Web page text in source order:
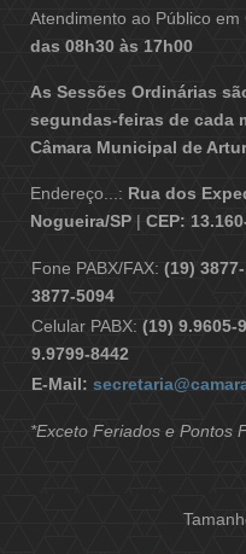
Atendimento ao Público em
das 08h30 às 17h00
As Sessões Ordinárias
segundas-feiras de cada
Câmara Municipal de
Endereço...: Rua dos
Nogueira/SP | CEP:
Fone PABX/FAX: (19)
3877-5094
Celular PABX: (19) 9.9605-
9.9799-8442
E-Mail:
*Exceto Feriados e Pontos